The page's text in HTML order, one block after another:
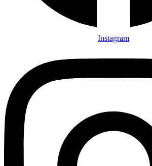
Instagram